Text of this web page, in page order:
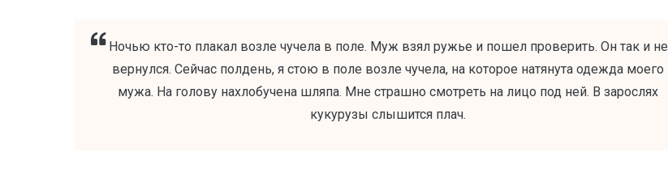
Ночью кто-то плакал возле чучела в поле. Муж взял ружье и пошел проверить. Он так и не
вернулся. Сейчас полдень, я стою в поле возле чучела, на которое натянута одежда моего
мужа. На голову нахлобучена шляпа. Мне страшно смотреть на лицо под ней. В зарослях
кукурузы слышится плач.